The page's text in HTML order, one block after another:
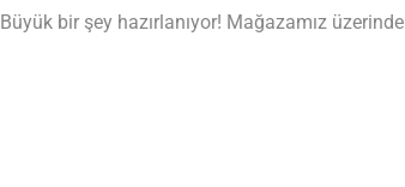
Büyük bir şey hazırlanıyor! Mağazamız